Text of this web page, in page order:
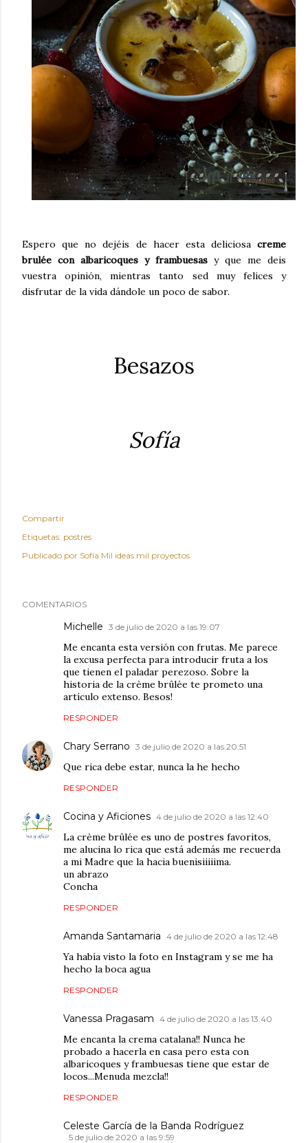
Espero que no dejéis de hacer esta deliciosa creme
brulée con albaricoques y frambuesas y que me deis
vuestra opinión, mientras tanto sed muy felices y
disfrutar de la vida dándole un poco de sabor.
Besazos
Sofía
Compartir
Etiquetas: postres
Publicado por Sofía Mil ideas mil proyectos
COMENTARIOS
Michelle 3 de julio de 2020 a las 19:07
Me encanta esta versión con frutas. Me parece
la excusa perfecta para introducir fruta a los
que tienen el paladar perezoso. Sobre la
historia de la crème brûlée te prometo una
artículo extenso. Besos!
RESPONDER
Chary Serrano 3 de julio de 2020 a las 20:51
Que rica debe estar, nunca la he hecho
RESPONDER
Cocina y Aficiones 4 de julio de 2020 a las 12:40
La crème brûlée es uno de postres favoritos,
me alucina lo rica que está además me recuerda
a mi Madre que la hacia buenisiiiiima.
un abrazo
Concha
RESPONDER
Amanda Santamaria 4 de julio de 2020 a las 12:48
Ya había visto la foto en Instagram y se me ha
hecho la boca agua
RESPONDER
Vanessa Pragasam 4 de julio de 2020 a las 13:40
Me encanta la crema catalana!! Nunca he
probado a hacerla en casa pero esta con
albaricoques y frambuesas tiene que estar de
locos...Menuda mezcla!!
RESPONDER
Celeste García de la Banda Rodríguez
5 de julio de 2020 a las 9:59